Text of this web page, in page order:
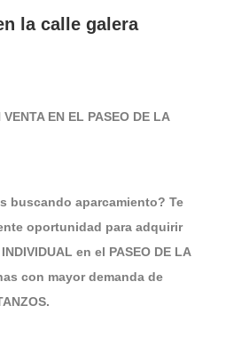
la calle galera
EN EL PASEO DE LA
buscando aparcamiento? Te
oportunidad para adquirir
en el PASEO DE LA
con mayor demanda de